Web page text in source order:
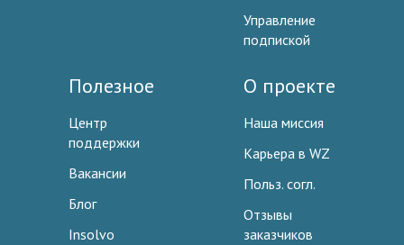
Управление
подпиской
Полезное
Центр
поддержки
Вакансии
Блог
Insolvo
О проекте
Наша миссия
Карьера в WZ
Польз. согл.
Отзывы
заказчиков